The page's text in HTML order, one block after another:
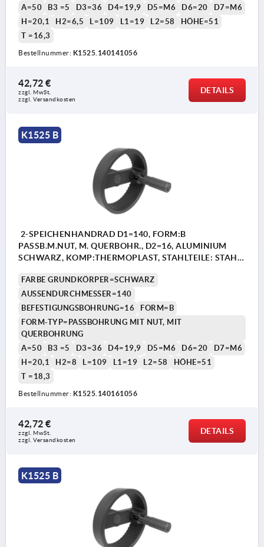
A=50 B3 =5 D3=36 D4=19,9 D5=M6 D6=20
D7=M6
H=20,1
H2=6,5 L=109 L1=19 L2=58
HÖHE=51
T =16,3
Bestellnummer: K1525.140141056
42,72 €
zzgl. MwSt.
zzgl. Versandkosten
DETAILS
K1525 B
2-SPEICHENHANDRAD D1=140, FORM:B
PASSB.M.NUT, M. QUERBOHR., D2=16, ALUMINIUM
SCHWARZ, KOMP:THERMOPLAST, STAHLTEILE: STAHL,
FARBE GRUNDKÖRPER=SCHWARZ
AUSSENDURCHMESSER=140
BEFESTIGUNGSBOHRUNG=16
FORM=B
FORM-TYP=PASSBOHRUNG MIT NUT, MIT
QUERBOHRUNG
A=50
B3 =5 D3=36 D4=19,9 D5=M6 D6=20
D7=M6
H=20,1
H2=8 L=109 L1=19 L2=58
HÖHE=51
T =18,3
Bestellnummer: K1525.140161056
42,72 €
zzgl. MwSt.
zzgl. Versandkosten
DETAILS
K1525 B